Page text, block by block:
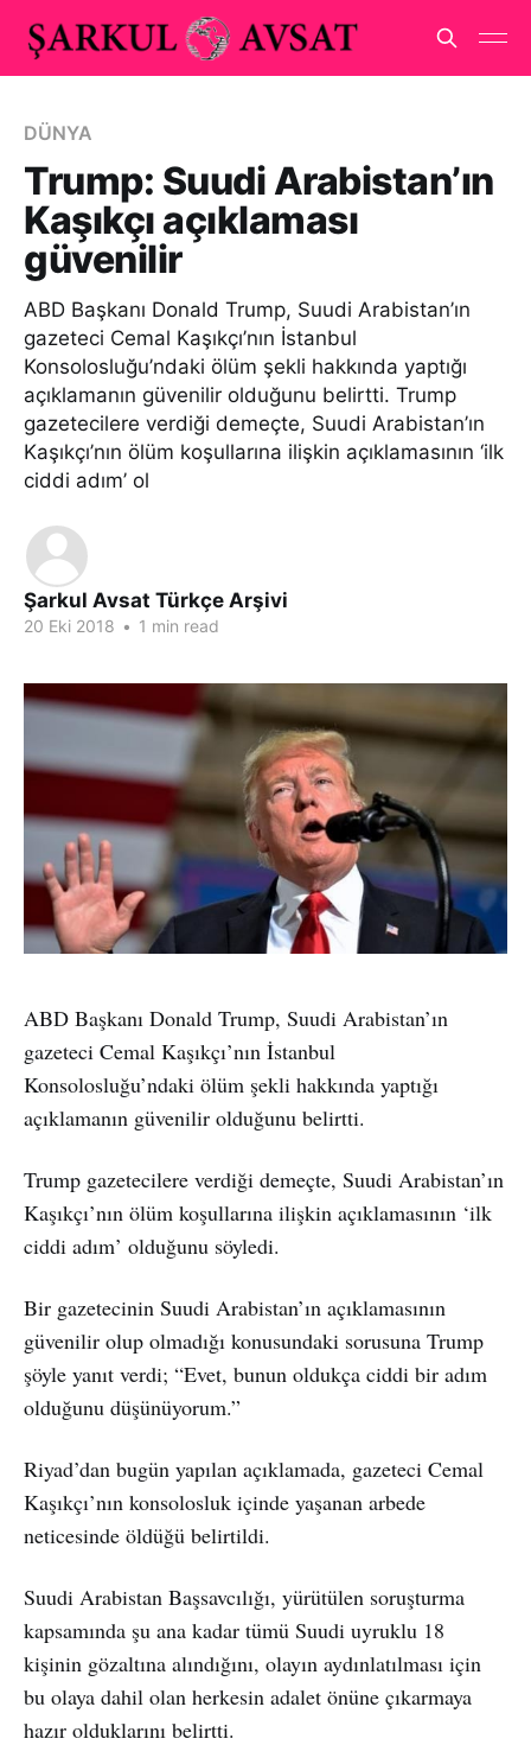
DÜNYA
Trump: Suudi Arabistan’ın
Kaşıkçı açıklaması
güvenilir
ABD Başkanı Donald Trump, Suudi Arabistan’ın
gazeteci Cemal Kaşıkçı’nın İstanbul
Konsolosluğu’ndaki ölüm şekli hakkında yaptığı
açıklamanın güvenilir olduğunu belirtti. Trump
gazetecilere verdiği demeçte, Suudi Arabistan’ın
Kaşıkçı’nın ölüm koşullarına ilişkin açıklamasının ‘ilk
ciddi adım’ ol
Şarkul Avsat Türkçe Arşivi
20 Eki 2018 • 1 min read
ABD Başkanı Donald Trump, Suudi Arabistan’ın
gazeteci Cemal Kaşıkçı’nın İstanbul
Konsolosluğu’ndaki ölüm şekli hakkında yaptığı
açıklamanın güvenilir olduğunu belirtti.
Trump gazetecilere verdiği demeçte, Suudi Arabistan’ın
Kaşıkçı’nın ölüm koşullarına ilişkin açıklamasının ‘ilk
ciddi adım’ olduğunu söyledi.
Bir gazetecinin Suudi Arabistan’ın açıklamasının
güvenilir olup olmadığı konusundaki sorusuna Trump
şöyle yanıt verdi; “Evet, bunun oldukça ciddi bir adım
olduğunu düşünüyorum.”
Riyad’dan bugün yapılan açıklamada, gazeteci Cemal
Kaşıkçı’nın konsolosluk içinde yaşanan arbede
neticesinde öldüğü belirtildi.
Suudi Arabistan Başsavcılığı, yürütülen soruşturma
kapsamında şu ana kadar tümü Suudi uyruklu 18
kişinin gözaltına alındığını, olayın aydınlatılması için
bu olaya dahil olan herkesin adalet önüne çıkarmaya
hazır olduklarını belirtti.